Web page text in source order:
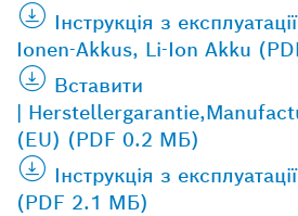
Інструкція з
Ionen-Akkus, Li-Ion Akku
Вставити
|
(EU) (PDF 0.2 МБ)
Інструкція з
(PDF 2.1 МБ)